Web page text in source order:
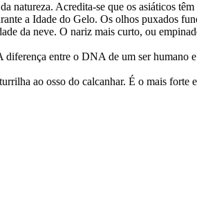
natureza. Acredita-se que os asiáticos
a Idade do Gelo. Os olhos puxados
da neve. O nariz mais curto, ou
diferença entre o DNA de um ser humano
ao osso do calcanhar. É o mais forte